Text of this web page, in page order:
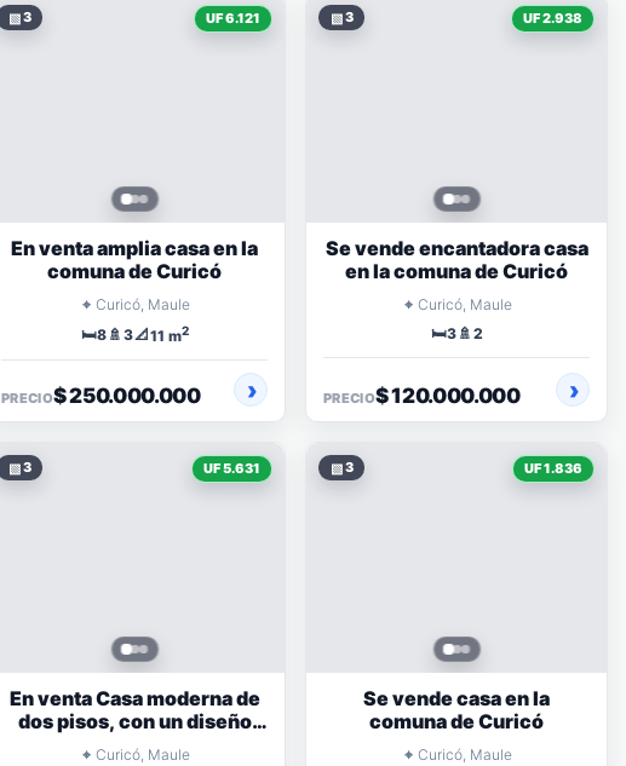
▧3 UF 6.121
En venta amplia casa en la
comuna de Curicó
⌖ Curicó, Maule
🛏️8 🚿 3📐11 m2
PRECIO$ 250.000.000
▧3 UF 2.938
Se vende encantadora casa
en la comuna de Curicó
⌖ Curicó, Maule
🛏️3 🚿 2
PRECIO$ 120.000.000
▧3 UF 5.631
En venta Casa moderna de
dos pisos, con un diseño
único de 377 m
⌖ Curicó, Maule
▧3 UF 1.836
Se vende casa en la
comuna de Curicó
⌖ Curicó, Maule